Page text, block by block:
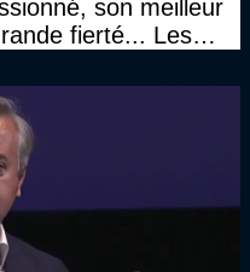
son meilleur
fierté... Les